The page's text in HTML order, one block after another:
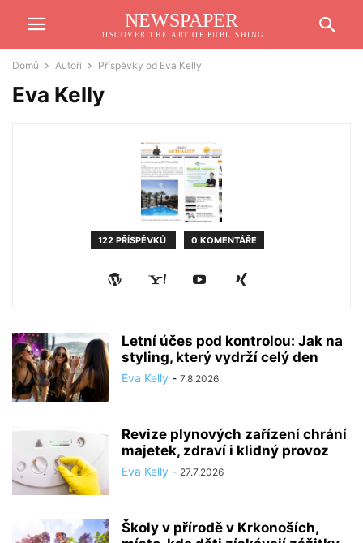
NEWSPAPER
DISCOVER THE ART OF PUBLISHING
Domů Autoři Příspěvky od Eva Kelly
Eva Kelly
122 PŘÍSPĚVKŮ 0 KOMENTÁŘE
Letní účes pod kontrolou: Jak na
styling, který vydrží celý den
Eva Kelly - 7.8.2026
Revize plynových zařízení chrání
majetek, zdraví i klidný provoz
Eva Kelly - 27.7.2026
Školy v přírodě v Krkonoších,